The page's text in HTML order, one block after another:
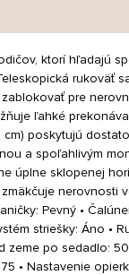
ktorí hľadajú
rukoväť
pre
ľahké
poskytujú
a spoľahlivým
úplne sklopenej
Pevný •
striešky: Áno •
po sedadlo:
• Nastavenie